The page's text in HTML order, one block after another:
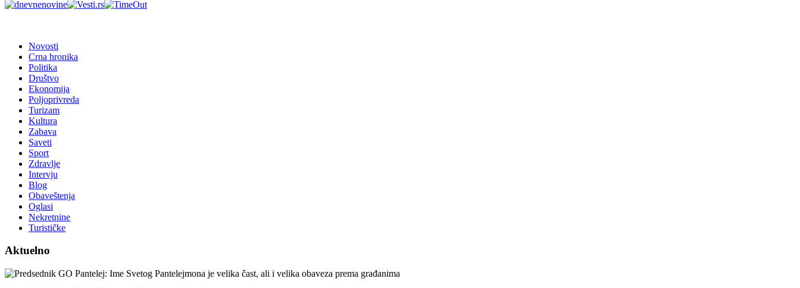
Novosti
Crna hronika
Politika
Društvo
Ekonomija
Poljoprivreda
Turizam
Kultura
Zabava
Saveti
Sport
Zdravlje
Intervju
Blog
Obaveštenja
Oglasi
Nekretnine
Turističke
Aktuelno